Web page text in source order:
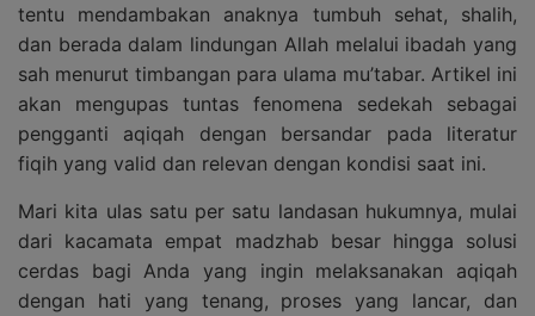
tentu mendambakan anaknya tumbuh sehat, shalih,
dan berada dalam lindungan Allah melalui ibadah yang
sah menurut timbangan para ulama mu’tabar. Artikel ini
akan mengupas tuntas fenomena sedekah sebagai
pengganti aqiqah dengan bersandar pada literatur
fiqih yang valid dan relevan dengan kondisi saat ini.
Mari kita ulas satu per satu landasan hukumnya, mulai
dari kacamata empat madzhab besar hingga solusi
cerdas bagi Anda yang ingin melaksanakan aqiqah
dengan hati yang tenang, proses yang lancar, dan